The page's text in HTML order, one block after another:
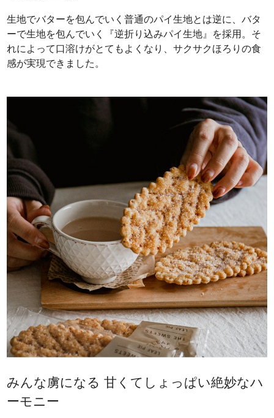
生地でバターを包んでいく普通のパイ生地とは逆に、バタ
ーで生地を包んでいく『逆折り込みパイ生地』を採用。そ
れによって口溶けがとてもよくなり、サクサクほろりの食
感が実現できました。
みんな虜になる 甘くてしょっぱい絶妙なハ
ーモニー